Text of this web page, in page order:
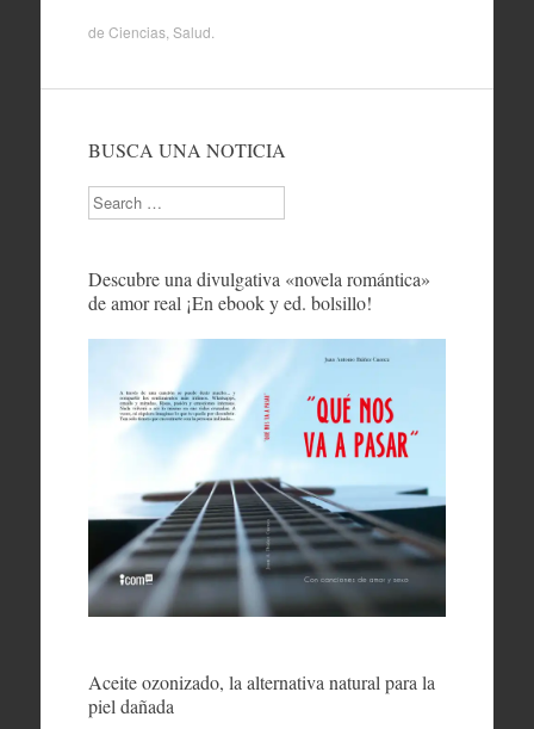
de Ciencias, Salud
BUSCA UNA NOTICIA
Search
Descubre una divulgativa «novela romántica»
de amor real ¡En ebook y ed. bolsillo!
Aceite ozonizado, la alternativa natural para la
piel dañada